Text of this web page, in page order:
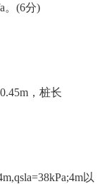
。(6分)
，桩长
以